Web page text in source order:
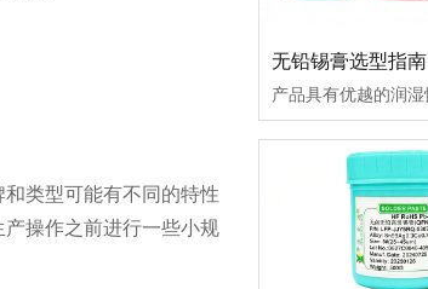
类型可能有不同的特性
操作之前进行一些小规
无铅锡膏选型指南